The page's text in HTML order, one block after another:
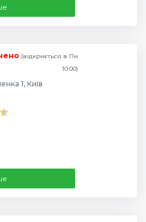
(відкриється в Пн
10:00)
1, Київ